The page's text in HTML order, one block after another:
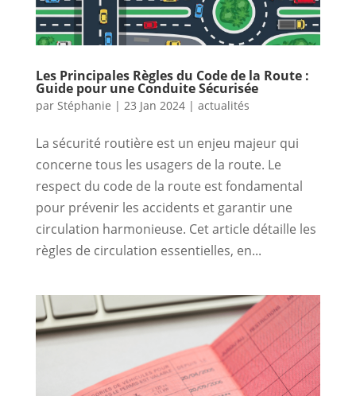
Les Principales Règles du Code de la Route :
Guide pour une Conduite Sécurisée
par Stéphanie | 23 Jan 2024| actualités
La sécurité routière est un enjeu majeur qui
concerne tous les usagers de la route. Le
respect du code de la route est fondamental
pour prévenir les accidents et garantir une
circulation harmonieuse. Cet article détaille les
règles de circulation essentielles, en...